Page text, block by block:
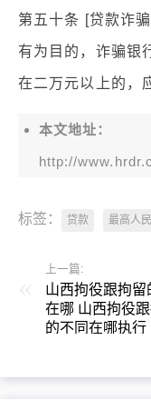
第五十条 [贷款诈
有为目的，诈骗银
在二万元以上的，
本文地址：
http://
标签： 贷款 最高人
上一篇:
山西拘役跟拘留
在哪 山西拘役
的不同在哪执行